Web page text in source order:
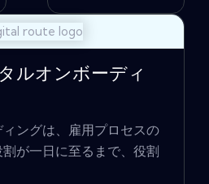
ルオンボーディ
ングは、雇用プロセスの
が一日に至るまで、役割